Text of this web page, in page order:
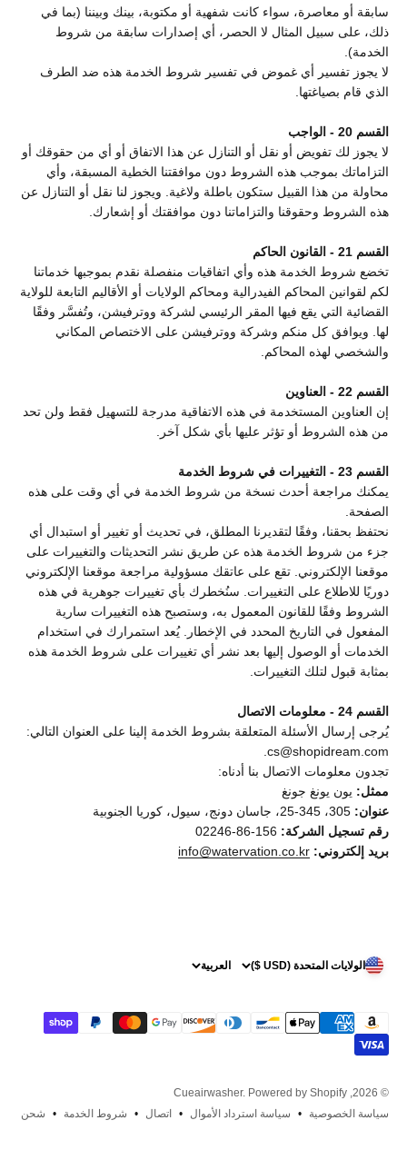
سابقة أو معاصرة، سواء كانت شفهية أو مكتوبة، بينك وبيننا (بما في
ذلك، على سبيل المثال لا الحصر، أي إصدارات سابقة من شروط
الخدمة).
لا يجوز تفسير أي غموض في تفسير شروط الخدمة هذه ضد الطرف
الذي قام بصياغتها.
القسم 20 - الواجب
لا يجوز لك تفويض أو نقل أو التنازل عن هذا الاتفاق أو أي من حقوقك أو
التزاماتك بموجب هذه الشروط دون موافقتنا الخطية المسبقة، وأي
محاولة من هذا القبيل ستكون باطلة ولاغية. ويجوز لنا نقل أو التنازل عن
هذه الشروط وحقوقنا والتزاماتنا دون موافقتك أو إشعارك.
القسم 21 - القانون الحاكم
تخضع شروط الخدمة هذه وأي اتفاقيات منفصلة نقدم بموجبها خدماتنا
لكم لقوانين المحاكم الفيدرالية ومحاكم الولايات أو الأقاليم التابعة للولاية
القضائية التي يقع فيها المقر الرئيسي لشركة ووترفيشن، وتُفسَّر وفقًا
لها. ويوافق كل منكم وشركة ووترفيشن على الاختصاص المكاني
والشخصي لهذه المحاكم.
القسم 22 - العناوين
إن العناوين المستخدمة في هذه الاتفاقية مدرجة للتسهيل فقط ولن تحد
من هذه الشروط أو تؤثر عليها بأي شكل آخر.
القسم 23 - التغييرات في شروط الخدمة
يمكنك مراجعة أحدث نسخة من شروط الخدمة في أي وقت على هذه
الصفحة.
نحتفظ بحقنا، وفقًا لتقديرنا المطلق، في تحديث أو تغيير أو استبدال أي
جزء من شروط الخدمة هذه عن طريق نشر التحديثات والتغييرات على
موقعنا الإلكتروني. تقع على عاتقك مسؤولية مراجعة موقعنا الإلكتروني
دوريًا للاطلاع على التغييرات. سنُخطرك بأي تغييرات جوهرية في هذه
الشروط وفقًا للقانون المعمول به، وستصبح هذه التغييرات سارية
المفعول في التاريخ المحدد في الإخطار. يُعد استمرارك في استخدام
الخدمات أو الوصول إليها بعد نشر أي تغييرات على شروط الخدمة هذه
بمثابة قبول لتلك التغييرات.
القسم 24 - معلومات الاتصال
يُرجى إرسال الأسئلة المتعلقة بشروط الخدمة إلينا على العنوان التالي:
cs@shopidream.com.
تجدون معلومات الاتصال بنا أدناه:
ممثل: يون يونغ جونغ
عنوان:
رقم تسجيل الشركة:
بريد إلكتروني: info@watervation.co.kr
الولايات المتحدة (USD $) العربية
© 2026, Cueairwasher.
Powered by Shopify
سياسة الخصوصية
سياسة استرداد الأموال اتصال شروط الخدمة شحن